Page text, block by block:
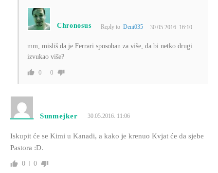
Chronosus Reply toDeni035 30.05.2016. 16:10
mm, misliš da je Ferrari sposoban za više, da bi netko drugi
izvukao više?
0 0
Sunmejker 30.05.2016. 11:06
Iskupit će se Kimi u Kanadi, a kako je krenuo Kvjat će da sjebe
Pastora :D.
0 0